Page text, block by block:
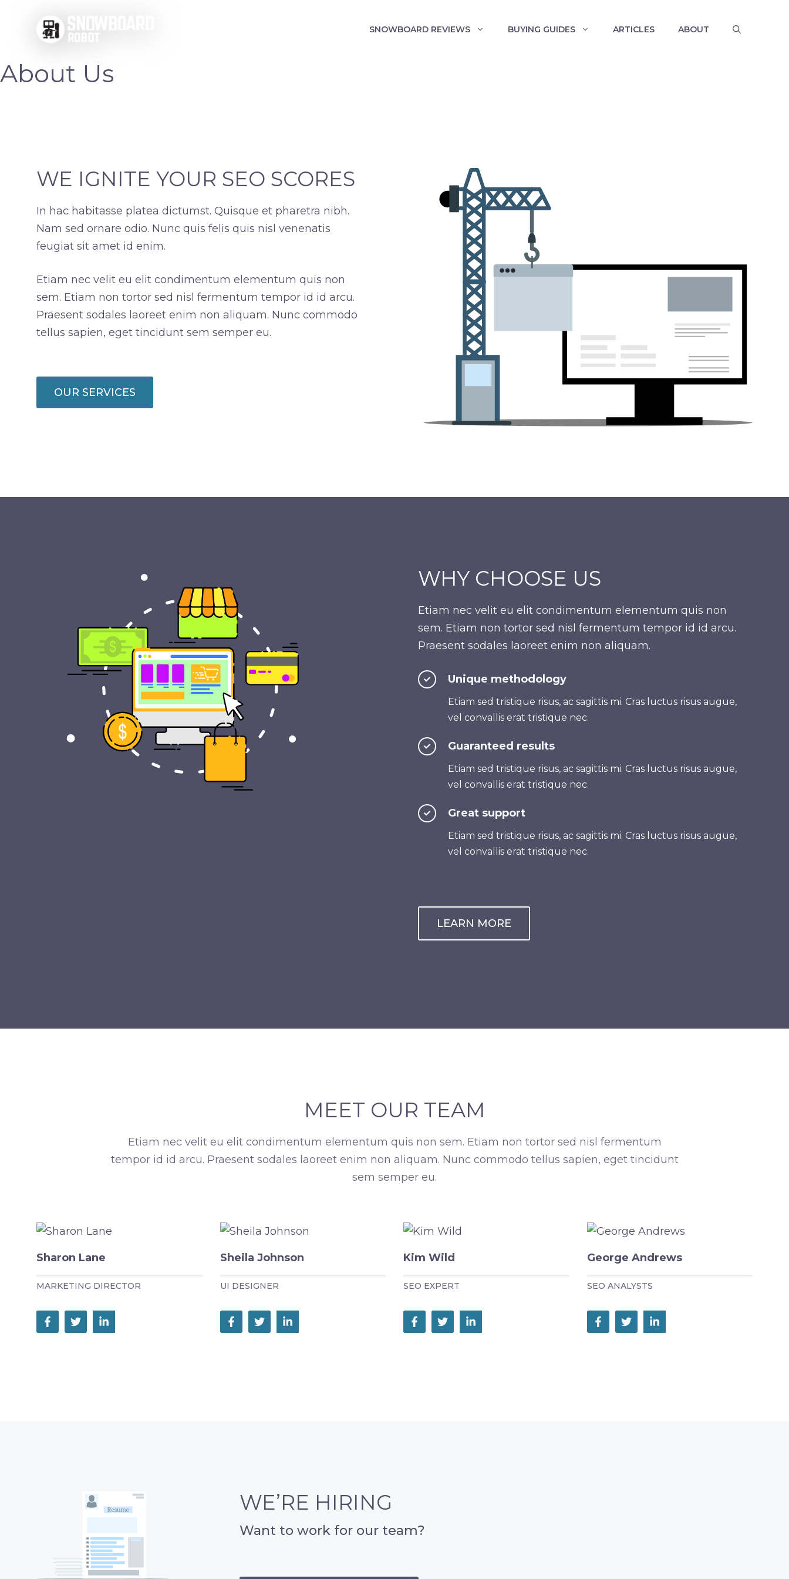
SNOWBOARD REVIEWS BUYING GUIDES ARTICLES ABOUT
About Us
WE IGNITE YOUR SEO SCORES
In hac habitasse platea dictumst. Quisque et pharetra nibh.
Nam sed ornare odio. Nunc quis felis quis nisl venenatis
feugiat sit amet id enim.
Etiam nec velit eu elit condimentum elementum quis non
sem. Etiam non tortor sed nisl fermentum tempor id id arcu.
Praesent sodales laoreet enim non aliquam. Nunc commodo
tellus sapien, eget tincidunt sem semper eu.
OUR SERVICES
WHY CHOOSE US
Etiam nec velit eu elit condimentum elementum quis non
sem. Etiam non tortor sed nisl fermentum tempor id id arcu.
Praesent sodales laoreet enim non aliquam.
Unique methodology
Etiam sed tristique risus, ac sagittis mi. Cras luctus risus augue,
vel convallis erat tristique nec.
Guaranteed results
Etiam sed tristique risus, ac sagittis mi. Cras luctus risus augue,
vel convallis erat tristique nec.
Great support
Etiam sed tristique risus, ac sagittis mi. Cras luctus risus augue,
vel convallis erat tristique nec.
LEARN MORE
MEET OUR TEAM
Etiam nec velit eu elit condimentum elementum quis non sem. Etiam non tortor sed nisl fermentum
tempor id id arcu. Praesent sodales laoreet enim non aliquam. Nunc commodo tellus sapien, eget tincidunt
sem semper eu.
Sharon Lane
MARKETING DIRECTOR
Sheila Johnson
UI DESIGNER
Kim Wild
SEO EXPERT
George Andrews
SEO ANALYSTS
WE’RE HIRING
Want to work for our team?